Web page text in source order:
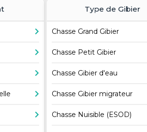
Type de Gibier
Chasse Grand Gibier
Chasse Petit Gibier
Chasse Gibier d'eau
Chasse Gibier migrateur
Chasse Nuisible (ESOD)